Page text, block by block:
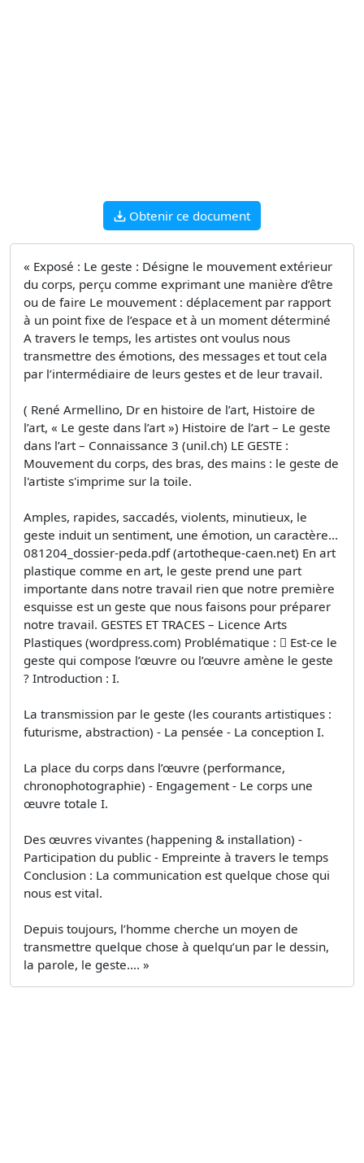
Obtenir ce document
« Exposé : Le geste : Désigne le mouvement extérieur
du corps, perçu comme exprimant une manière d’être
ou de faire Le mouvement : déplacement par rapport
à un point fixe de l’espace et à un moment déterminé
A travers le temps, les artistes ont voulus nous
transmettre des émotions, des messages et tout cela
par l’intermédiaire de leurs gestes et de leur travail.
( René Armellino, Dr en histoire de l’art, Histoire de
l’art, « Le geste dans l’art ») Histoire de l’art – Le geste
dans l’art – Connaissance 3 (unil.ch) LE GESTE :
Mouvement du corps, des bras, des mains : le geste de
l'artiste s'imprime sur la toile.
Amples, rapides, saccadés, violents, minutieux, le
geste induit un sentiment, une émotion, un caractère...
081204_dossier-peda.pdf (artotheque-caen.net) En art
plastique comme en art, le geste prend une part
importante dans notre travail rien que notre première
esquisse est un geste que nous faisons pour préparer
notre travail. GESTES ET TRACES – Licence Arts
Plastiques (wordpress.com) Problématique :  Est-ce le
geste qui compose l’œuvre ou l’œuvre amène le geste
? Introduction : I.
La transmission par le geste (les courants artistiques :
futurisme, abstraction) - La pensée - La conception I.
La place du corps dans l’œuvre (performance,
chronophotographie) - Engagement - Le corps une
œuvre totale I.
Des œuvres vivantes (happening & installation) -
Participation du public - Empreinte à travers le temps
Conclusion : La communication est quelque chose qui
nous est vital.
Depuis toujours, l’homme cherche un moyen de
transmettre quelque chose à quelqu’un par le dessin,
la parole, le geste…. »